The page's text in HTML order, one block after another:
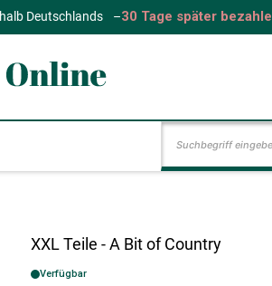
Deutschlands –30 Tage später
XXL Teile - A Bit of Country
Verfügbar